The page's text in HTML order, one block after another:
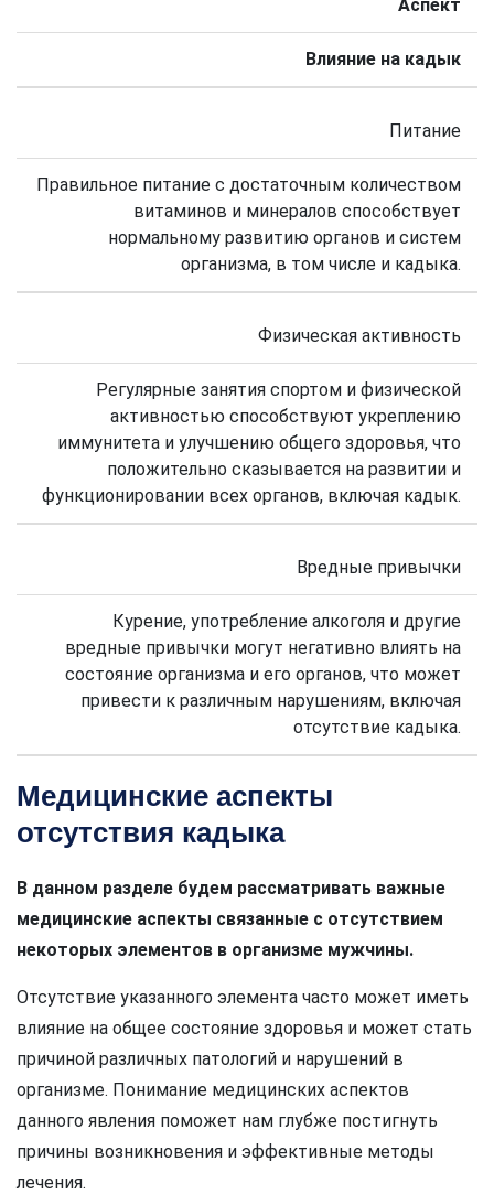
Аспект
Влияние на кадык
Питание
Правильное питание с достаточным количеством
витаминов и минералов способствует
нормальному развитию органов и систем
организма, в том числе и кадыка.
Физическая активность
Регулярные занятия спортом и физической
активностью способствуют укреплению
иммунитета и улучшению общего здоровья, что
положительно сказывается на развитии и
функционировании всех органов, включая кадык.
Вредные привычки
Курение, употребление алкоголя и другие
вредные привычки могут негативно влиять на
состояние организма и его органов, что может
привести к различным нарушениям, включая
отсутствие кадыка.
Медицинские аспекты
отсутствия кадыка
В данном разделе будем рассматривать важные
медицинские аспекты связанные с отсутствием
некоторых элементов в организме мужчины.
Отсутствие указанного элемента часто может иметь
влияние на общее состояние здоровья и может стать
причиной различных патологий и нарушений в
организме. Понимание медицинских аспектов
данного явления поможет нам глубже постигнуть
причины возникновения и эффективные методы
лечения.